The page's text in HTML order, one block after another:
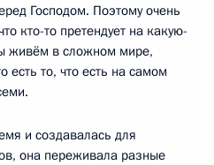
Господом. Поэтому очень
кто-то претендует на какую-
живём в сложном мире,
есть то, что есть на самом
и создавалась для
она переживала разные